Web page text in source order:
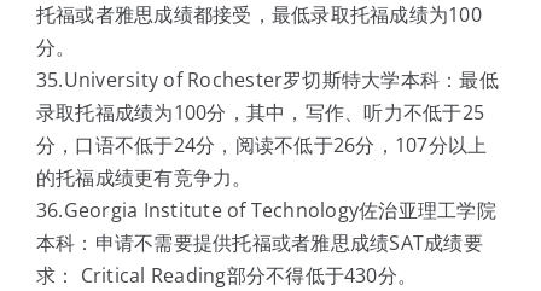
托福或者雅思成绩都接受，最低录取托福成绩为100
分。
35.University of Rochester罗切斯特大学本科：最低
录取托福成绩为100分，其中，写作、听力不低于25
分，口语不低于24分，阅读不低于26分，107分以上
的托福成绩更有竞争力。
36.Georgia Institute of Technology佐治亚理工学院
本科：申请不需要提供托福或者雅思成绩SAT成绩要
求： Critical Reading部分不得低于430分。